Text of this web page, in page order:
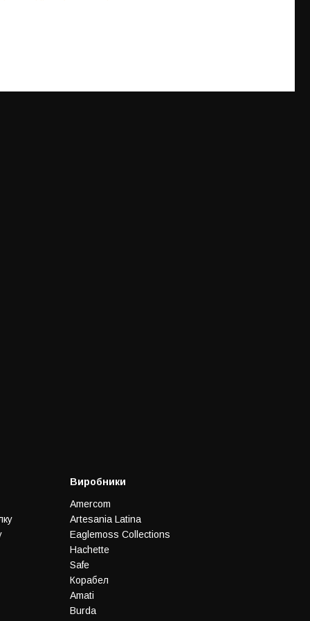
Виробники
Amercom
Artesania Latina
Eaglemoss Collections
Hachette
Safe
Корабел
Amati
Burda